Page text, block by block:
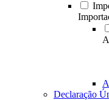
Declaração